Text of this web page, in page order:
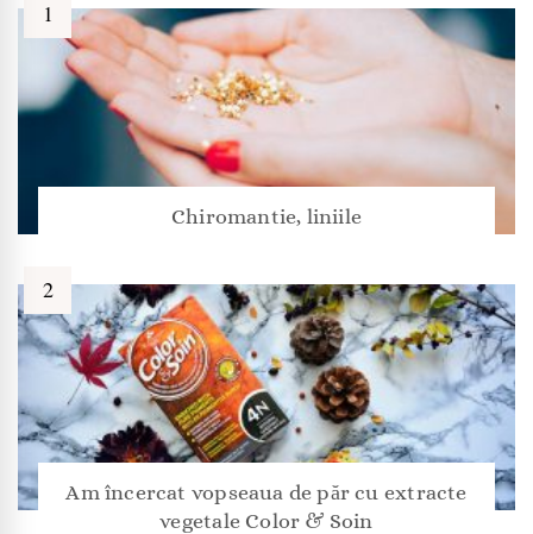
Chiromantie, liniile
Am încercat vopseaua de păr cu extracte
vegetale Color & Soin